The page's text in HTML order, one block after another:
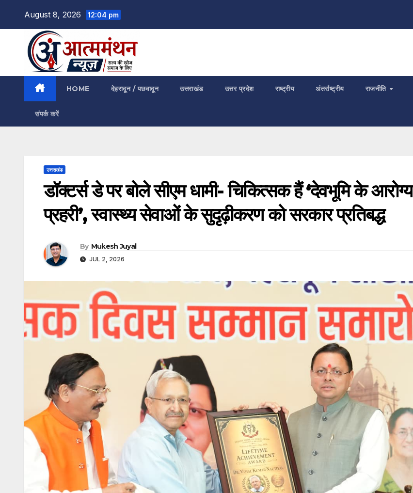
August 8, 2026 12:04 pm
HOME देहरादून / पछवादून उत्तराखंड उत्तर प्रदेश राष्ट्रीय अंतर्राष्ट्रीय राजनीति
संपर्क करें
उत्तराखंड
डॉक्टर्स डे पर बोले सीएम धामी- चिकित्सक हैं ‘देवभूमि के आरोग्य
प्रहरी’, स्वास्थ्य सेवाओं के सुदृढ़ीकरण को सरकार प्रतिबद्ध
By Mukesh Juyal
JUL 2, 2026